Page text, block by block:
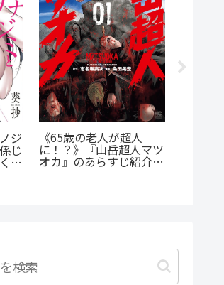
ギ
あ
て
『たろうのまにまに』徹
底紹介！クズなヒモ男に
沼る人続出の理由と「ま
にまに」の意味とは？